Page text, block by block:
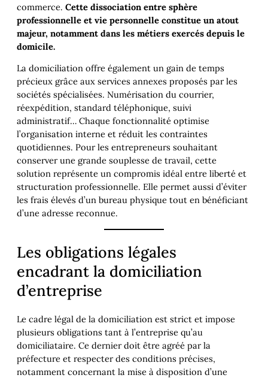
commerce. Cette dissociation entre sphère
professionnelle et vie personnelle constitue un atout
majeur, notamment dans les métiers exercés depuis le
domicile.
La domiciliation offre également un gain de temps
précieux grâce aux services annexes proposés par les
sociétés spécialisées. Numérisation du courrier,
réexpédition, standard téléphonique, suivi
administratif… Chaque fonctionnalité optimise
l’organisation interne et réduit les contraintes
quotidiennes. Pour les entrepreneurs souhaitant
conserver une grande souplesse de travail, cette
solution représente un compromis idéal entre liberté et
structuration professionnelle. Elle permet aussi d’éviter
les frais élevés d’un bureau physique tout en bénéficiant
d’une adresse reconnue.
Les obligations légales
encadrant la domiciliation
d’entreprise
Le cadre légal de la domiciliation est strict et impose
plusieurs obligations tant à l’entreprise qu’au
domiciliataire. Ce dernier doit être agréé par la
préfecture et respecter des conditions précises,
notamment concernant la mise à disposition d’une